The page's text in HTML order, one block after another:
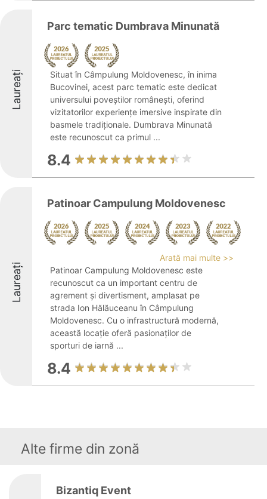
Laureați
Parc tematic Dumbrava Minunată
Situat în Câmpulung Moldovenesc, în inima
Bucovinei, acest parc tematic este dedicat
universului poveștilor românești, oferind
vizitatorilor experiențe imersive inspirate din
basmele tradiționale. Dumbrava Minunată
este recunoscut ca primul ...
8.4
Laureați
Patinoar Campulung Moldovenesc
Arată mai multe >>
Patinoar Campulung Moldovenesc este
recunoscut ca un important centru de
agrement și divertisment, amplasat pe
strada Ion Hălăuceanu în Câmpulung
Moldovenesc. Cu o infrastructură modernă,
această locație oferă pasionaților de
sporturi de iarnă ...
8.4
Alte firme din zonă
Bizantiq Event